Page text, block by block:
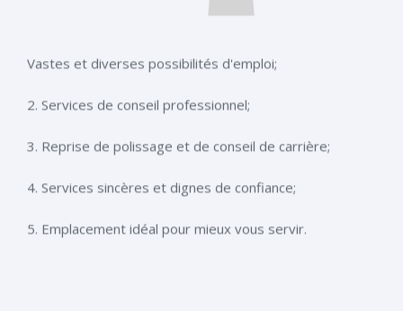
Vastes et diverses possibilités d'emploi;
2. Services de conseil professionnel;
3. Reprise de polissage et de conseil de carrière;
4. Services sincères et dignes de confiance;
5. Emplacement idéal pour mieux vous servir.